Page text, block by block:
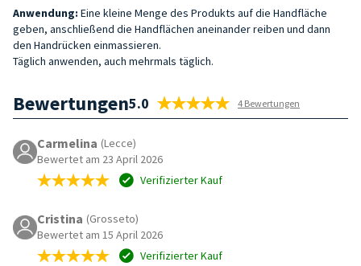
Anwendung: Eine kleine Menge des Produkts auf die Handfläche
geben, anschließend die Handflächen aneinander reiben und dann
den Handrücken einmassieren.
Täglich anwenden, auch mehrmals täglich.
Bewertungen5.0 4 Bewertungen
Carmelina (Lecce)
Bewertet am 23 April 2026
Verifizierter Kauf
Cristina (Grosseto)
Bewertet am 15 April 2026
Verifizierter Kauf